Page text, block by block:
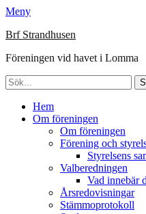
Meny
Brf Strandhusen
Föreningen vid havet i Lomma
Sök
efter:
Primär
meny
HoppaHem
Om föreningen
Om föreningen
Förening och
Styrelsens
Valberedningen
Vad innebär
Årsredovisningar
Stämmoprotokoll